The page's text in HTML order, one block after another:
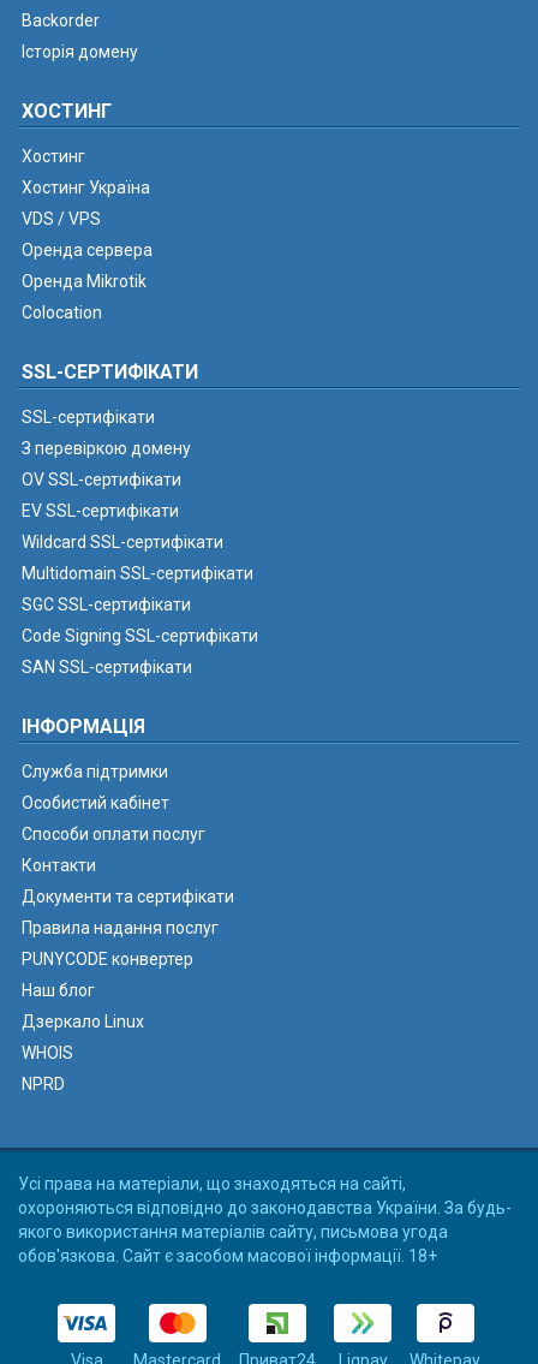
Backorder
Історія домену
ХОСТИНГ
Хостинг
Хостинг Україна
VDS / VPS
Оренда сервера
Оренда Mikrotik
Colocation
SSL-СЕРТИФІКАТИ
SSL-сертифікати
З перевіркою домену
OV SSL-сертифікати
EV SSL-сертифікати
Wildcard SSL-сертифікати
Multidomain SSL-сертифікати
SGC SSL-сертифікати
Code Signing SSL-сертифікати
SAN SSL-сертифікати
ІНФОРМАЦІЯ
Служба підтримки
Особистий кабінет
Способи оплати послуг
Контакти
Документи та сертифікати
Правила надання послуг
PUNYCODE конвертер
Наш блог
Дзеркало Linux
WHOIS
NPRD
Усі права на матеріали, що знаходяться на сайті,
охороняються відповідно до законодавства України. За будь-
якого використання матеріалів сайту, письмова угода
обов'язкова. Сайт є засобом масової інформації. 18+